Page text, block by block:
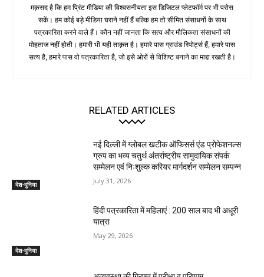
मक़सद है कि हम प्रिंट मीडिया की विश्वसनीयता इस डिजिटल प्लेटफॉर्म पर भी परोस
सकें। हम कोई बड़े मीडिया घराने नहीं हैं बल्कि हम तो सीमित संसाधनों के साथ
पत्रकारिता करने वाले हैं। कौन नहीं जानता कि सत्य और मौलिकता संसाधनों की
मोहताज नहीं होती। हमारी भी यही ताक़त है। हमारे पास ग्राउंड रिपोर्ट्स हैं, हमारे पास
सत्य है, हमारे पास वो पत्रकारिता है, जो इसे ओरों से विशिष्ट बनाने का माद्दा रखती है।
RELATED ARTICLES
देश-दुनिया
नई दिल्ली में ग्लोबल खटीक ऑफिसर्स एंड प्रोफेशनल्स
ग्रुप का भव्य चतुर्थ अंतर्राष्ट्रीय सामुदायिक संपर्क
सम्मेलन एवं निःशुल्क करियर मार्गदर्शन सम्मेलन सम्पन्न
July 31, 2026
देश-दुनिया
हिंदी पत्रकारिता में महिलाएं : 200 साल बाद भी अधूरी
यात्रा
May 29, 2026